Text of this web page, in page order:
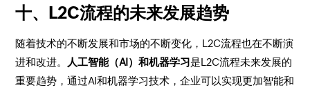
十、L2C流程的未来发展趋势
随着技术的不断发展和市场的不断变化，L2C流程也在不断演
进和改进。
人工智能（AI）和机器学习是L2C流程未来发展的
重要趋势，通过AI和机器学习技术，企业可以实现更加智能和